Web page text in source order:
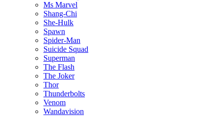
Ms Marvel
Shang-Chi
She-Hulk
Spawn
Spider-Man
Suicide Squad
Superman
The Flash
The Joker
Thor
Thunderbolts
Venom
Wandavision